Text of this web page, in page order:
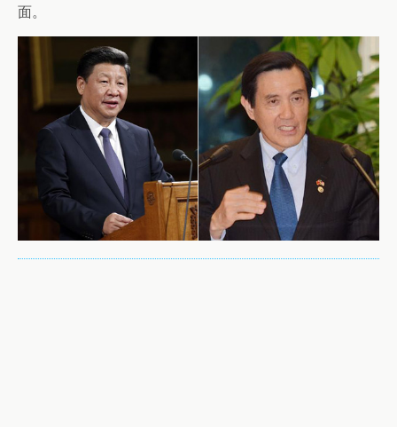
面。